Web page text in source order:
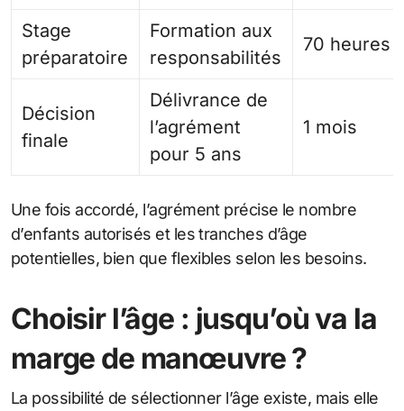
Stage
préparatoire
Formation aux
responsabilités
70 heures
Décision
finale
Délivrance de
l’agrément
pour 5 ans
1 mois
Une fois accordé, l’agrément précise le nombre
d’enfants autorisés et les tranches d’âge
potentielles, bien que flexibles selon les besoins.
Choisir l’âge : jusqu’où va la
marge de manœuvre ?
La possibilité de sélectionner l’âge existe, mais elle